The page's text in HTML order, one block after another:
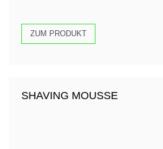
ZUM PRODUKT
SHAVING MOUSSE